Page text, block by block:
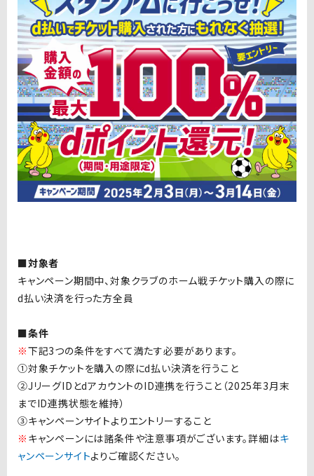
■対象者
キャンペーン期間中、対象クラブのホーム戦チケット購入の際に
d払い決済を行った方全員
■条件
※下記3つの条件をすべて満たす必要があります。
①対象チケットを購入の際にd払い決済を行うこと
②JリーグIDとdアカウントのID連携を行うこと（2025年3月末
までID連携状態を維持）
③キャンペーンサイトよりエントリーすること
※ キャンペーンには諸条件や注意事項がございます。詳細はキ
ャンペーンサイトよりご確認ください。